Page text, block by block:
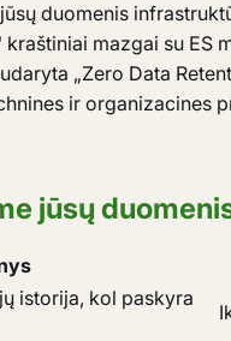
duomenis
mazgai su ES
„Zero Data
ir organizacines
jūsų
istorija, kol paskyra